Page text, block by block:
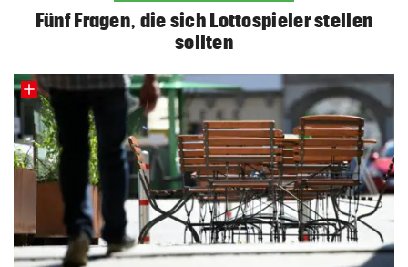
Fünf Fragen, die sich Lottospieler stellen
sollten